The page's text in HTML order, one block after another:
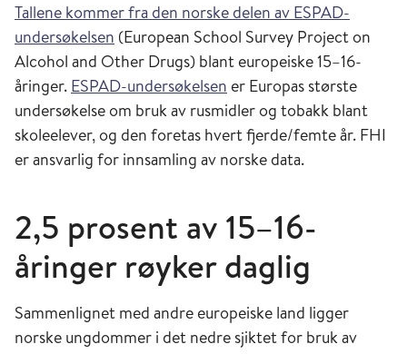
Tallene kommer fra den norske delen av ESPAD-
undersøkelsen (European School Survey Project on
Alcohol and Other Drugs) blant europeiske 15–16-
åringer. ESPAD-undersøkelsen er Europas største
undersøkelse om bruk av rusmidler og tobakk blant
skoleelever, og den foretas hvert fjerde/femte år. FHI
er ansvarlig for innsamling av norske data.
2,5 prosent av 15–16-
åringer røyker daglig
Sammenlignet med andre europeiske land ligger
norske ungdommer i det nedre sjiktet for bruk av